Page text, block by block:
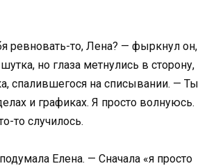
ревновать-то, Лена? — фыркнул он,
но глаза метнулись в сторону,
спалившегося на списывании. — Ты
и графиках. Я просто волнуюсь.
то случилось.
Елена. — Сначала «я просто